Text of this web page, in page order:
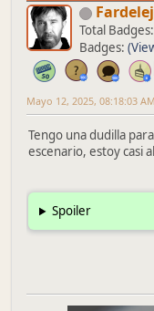
Total
Badges:
Mayo 12, 2025, 08:18:03 AM
Tengo una dudilla
escenario, estoy casi
Spoiler